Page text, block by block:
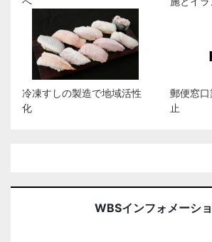
冷凍すしの製造で地域活性
化
郵便窓
止
WBSインフォメーシ